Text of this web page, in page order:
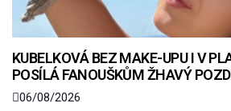
KUBELKOVÁ BEZ MAKE-UPU I V
POSÍLÁ FANOUŠKŮM ŽHAVÝ
06/08/2026